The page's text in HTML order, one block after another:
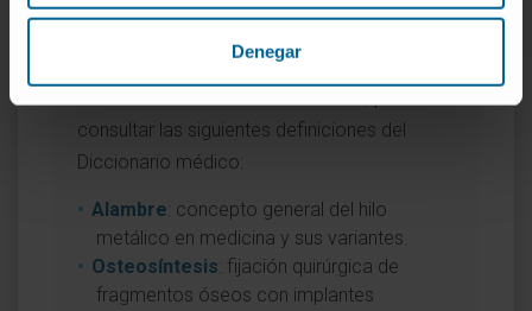
Denegar
diccionario
Si desea profundizar en conceptos
consultar las siguientes definiciones del
Diccionario médico:
Alambre: concepto general del hilo
metálico en medicina y sus variantes.
Osteosíntesis: fijación quirúrgica de
fragmentos óseos con implantes